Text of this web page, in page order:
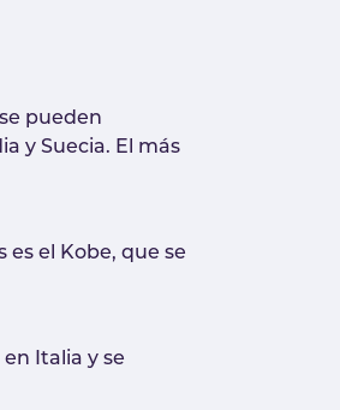
pueden
y Suecia. El más
el Kobe, que se
Italia y se